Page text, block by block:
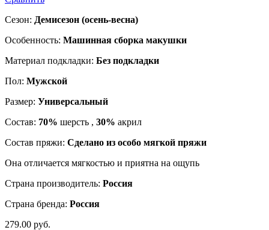
Сезон: Демисезон (осень-весна)
Особенность: Машинная сборка макушки
Материал подкладки: Без подкладки
Пол: Мужской
Размер: Универсальный
Состав: 70% шерсть , 30% акрил
Состав пряжи: Сделано из особо мягкой пряжи
Она отличается мягкостью и приятна на ощупь
Страна производитель: Россия
Страна бренда: Россия
279.00 руб.